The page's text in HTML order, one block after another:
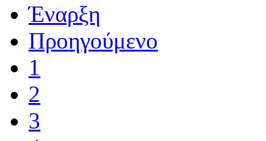
Έναρξη
Προηγούμενο
1
2
3